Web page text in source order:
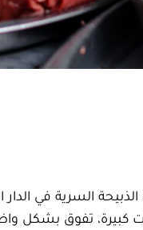
السرية في الدار
تفوق بشكل